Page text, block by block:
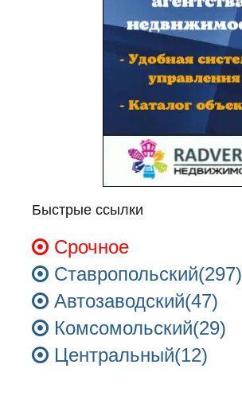
Быстрые ссылки
Срочное
Ставропольский(297)
Автозаводский(47)
Комсомольский(29)
Центральный(12)